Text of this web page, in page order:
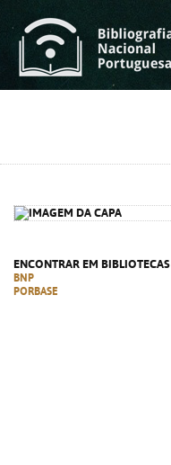
ENCONTRAR EM BIBLIOTECAS
BNP
PORBASE